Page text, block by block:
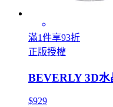
滿1件享93折
正版授權
BEVERLY 3D水
$929